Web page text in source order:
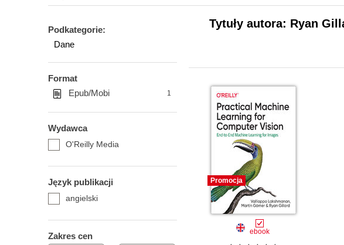
Podkategorie:
Dane
Format
Epub/Mobi
1
Wydawca
O'Reilly Media
Język publikacji
angielski
Zakres cen
Tytuły autora: Ryan
Promocja
ebook